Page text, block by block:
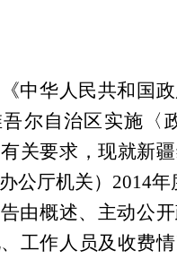
中华人民共和国
吾尔自治区实施
关要求，现就新
公厅机关） 2014年
由概述、主动公
工作人员及收费